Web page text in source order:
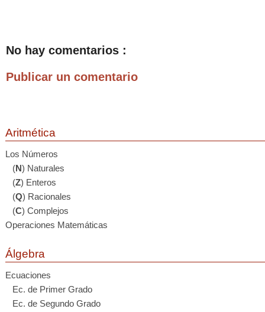
No hay comentarios :
Publicar un comentario
Aritmética
Los Números
(N) Naturales
(Z) Enteros
(Q) Racionales
(C) Complejos
Operaciones Matemáticas
Álgebra
Ecuaciones
Ec. de Primer Grado
Ec. de Segundo Grado